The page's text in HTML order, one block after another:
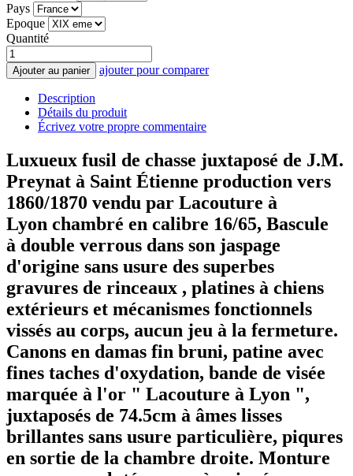
Pays
Epoque
Quantité
Ajouter au panier ajouter pour comparer
Description
Détails du produit
Écrivez votre propre commentaire
Luxueux fusil de chasse juxtaposé de J.M.
Preynat à Saint Étienne production vers
1860/1870 vendu par Lacouture à
Lyon chambré en calibre 16/65, Bascule
à double verrous dans son jaspage
d'origine sans usure des superbes
gravures de rinceaux , platines à chiens
extérieurs et mécanismes fonctionnels
vissés au corps, aucun jeu à la fermeture.
Canons en damas fin bruni, patine avec
fines taches d'oxydation, bande de visée
marquée à l'or " Lacouture à Lyon ",
juxtaposés de 74.5cm à âmes lisses
brillantes sans usure particulière, piqures
en sortie de la chambre droite. Monture